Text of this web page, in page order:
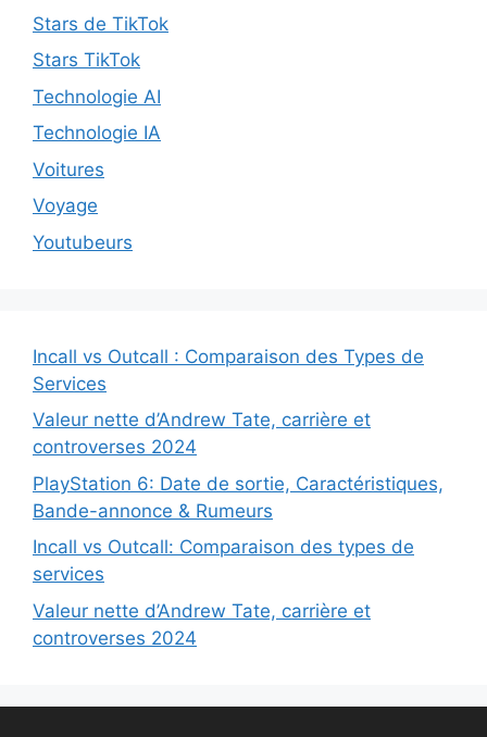
Stars de TikTok
Stars TikTok
Technologie AI
Technologie IA
Voitures
Voyage
Youtubeurs
Incall vs Outcall : Comparaison des Types de
Services
Valeur nette d’Andrew Tate, carrière et
controverses 2024
PlayStation 6: Date de sortie, Caractéristiques,
Bande-annonce & Rumeurs
Incall vs Outcall: Comparaison des types de
services
Valeur nette d’Andrew Tate, carrière et
controverses 2024